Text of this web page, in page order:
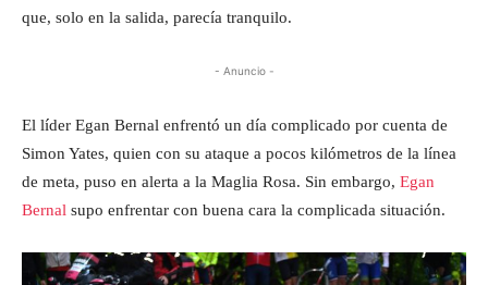
que, solo en la salida, parecía tranquilo.
- Anuncio -
El líder Egan Bernal enfrentó un día complicado por cuenta de
Simon Yates, quien con su ataque a pocos kilómetros de la línea
de meta, puso en alerta a la Maglia Rosa. Sin embargo, Egan
Bernal supo enfrentar con buena cara la complicada situación.